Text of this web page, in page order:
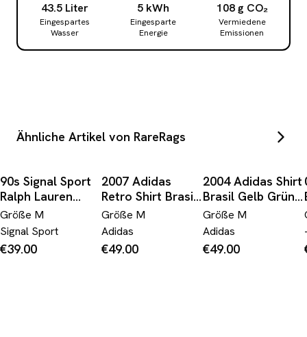
43.5 Liter
Eingespartes
Wasser
5 kWh
Eingesparte
Energie
108g CO₂
Vermiedene
Emissionen
Ähnliche Artikel von RareRags
90s Signal Sport
Ralph Lauren
Bootleg Single
Stitch Made In
USA Pink
Größe M
Signal Sport
€39.00
2007 Adidas
Retro Shirt Brasil
Gelb
Größe M
Adidas
€49.00
2004 Adidas Shirt
Brasil Gelb Grün
M
Größe M
Adidas
€49.00